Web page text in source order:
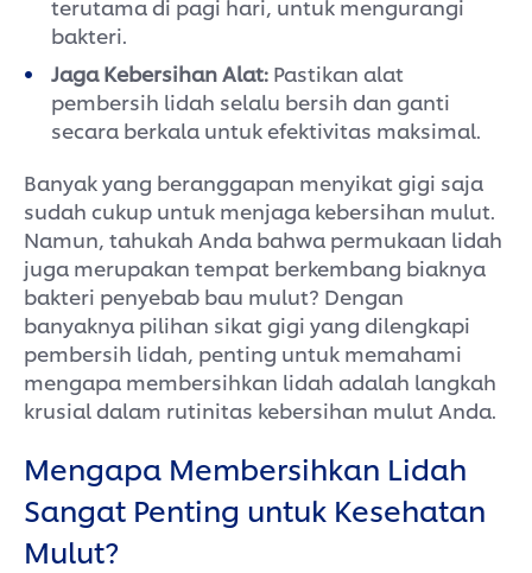
terutama di pagi hari, untuk mengurangi
bakteri.
Jaga Kebersihan Alat: Pastikan alat
pembersih lidah selalu bersih dan ganti
secara berkala untuk efektivitas maksimal.
Banyak yang beranggapan menyikat gigi saja
sudah cukup untuk menjaga kebersihan mulut.
Namun, tahukah Anda bahwa permukaan lidah
juga merupakan tempat berkembang biaknya
bakteri penyebab bau mulut? Dengan
banyaknya pilihan sikat gigi yang dilengkapi
pembersih lidah, penting untuk memahami
mengapa membersihkan lidah adalah langkah
krusial dalam rutinitas kebersihan mulut Anda.
Mengapa Membersihkan Lidah
Sangat Penting untuk Kesehatan
Mulut?